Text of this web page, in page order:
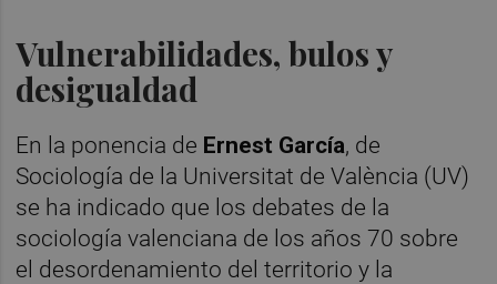
Vulnerabilidades, bulos y
desigualdad
En la ponencia de Ernest García, de
Sociología de la Universitat de València (UV)
se ha indicado que los debates de la
sociología valenciana de los años 70 sobre
el desordenamiento del territorio y la